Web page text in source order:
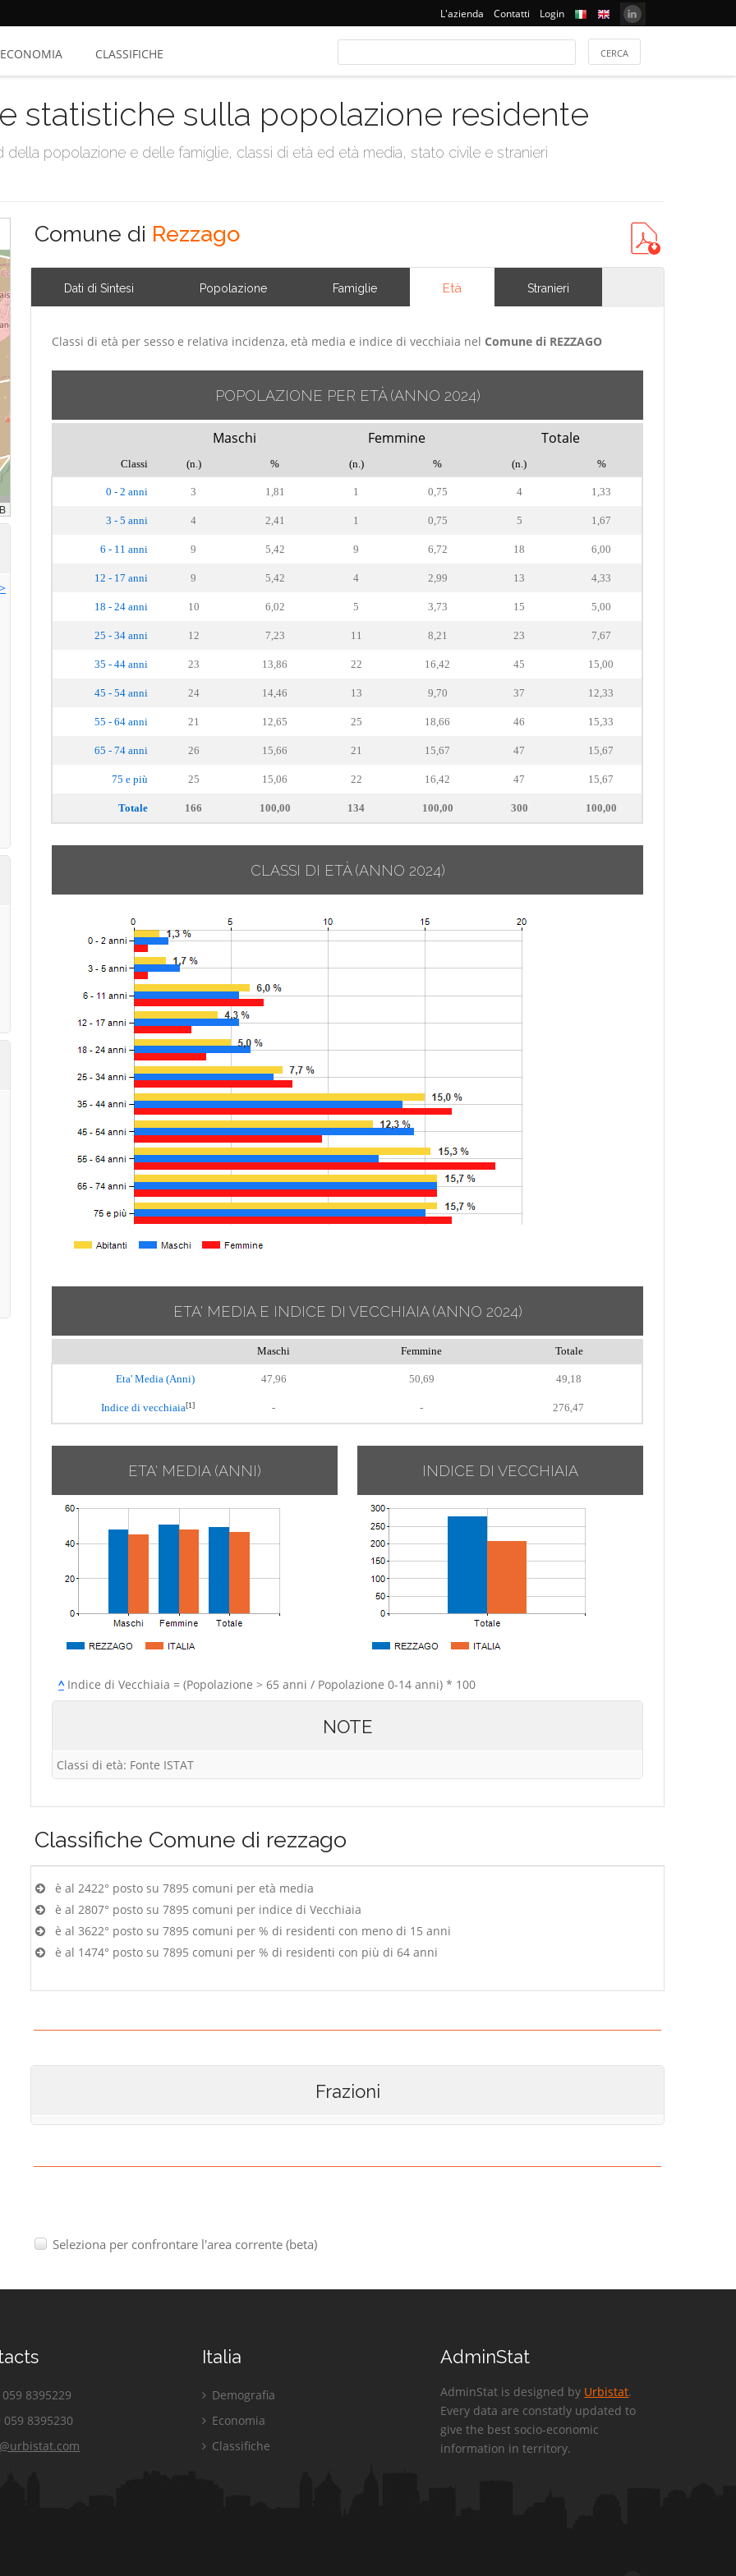
L'azienda Contatti Login
ECONOMIA CLASSIFICHE
statistiche sulla popolazione residente
popolazione e delle famiglie, classi di età ed età media, stato civile e stranieri
Comune di Rezzago
Dati di Sintesi Popolazione Famiglie Età Stranieri
Classi di età per sesso e relativa incidenza, età media e indice di vecchiaia nel Comune di REZZAGO
POPOLAZIONE PER ETÀ (ANNO 2024)
Maschi Femmine Totale
Classi (n.) % (n.) % (n.) %
0 - 2 anni 3 1,81 1 0,75 4 1,33
3 - 5 anni 4 2,41 1 0,75 5 1,67
6 - 11 anni 9 5,42 9 6,72 18 6,00
12 - 17 anni 9 5,42 4 2,99 13 4,33
18 - 24 anni 10 6,02 5 3,73 15 5,00
25 - 34 anni 12 7,23 11 8,21 23 7,67
35 - 44 anni 23 13,86 22 16,42 45 15,00
45 - 54 anni 24 14,46 13 9,70 37 12,33
55 - 64 anni 21 12,65 25 18,66 46 15,33
65 - 74 anni 26 15,66 21 15,67 47 15,67
75 e più 25 15,06 22 16,42 47 15,67
Totale 166 100,00 134 100,00 300 100,00
CLASSI DI ETÀ (ANNO 2024)
ETA' MEDIA E INDICE DI VECCHIAIA (ANNO 2024)
Maschi Femmine Totale
Eta' Media (Anni) 47,96 50,69 49,18
Indice di vecchiaia[1] - - 276,47
ETA' MEDIA (ANNI) INDICE DI VECCHIAIA
^Indice di Vecchiaia = (Popolazione > 65 anni / Popolazione 0-14 anni) * 100
NOTE
Classi di età: Fonte ISTAT
Classifiche Comune di rezzago
è al 2422° posto su 7895 comuni per età media
è al 2807° posto su 7895 comuni per indice di Vecchiaia
è al 3622° posto su 7895 comuni per % di residenti con meno di 15 anni
è al 1474° posto su 7895 comuni per % di residenti con più di 64 anni
Frazioni
Seleziona per confrontare l'area corrente (beta)
059 8395229
059 8395230
Italia
Demografia
Economia
Classifiche
AdminStat
AdminStat is designed by Urbistat.
Every data are constatly updated to
give the best socio-economic
information in territory.